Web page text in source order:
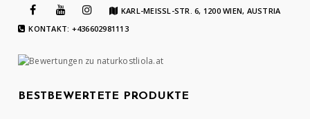
KARL-MEISSL-STR. 6, 1200 WIEN, AUSTRIA
KONTAKT: +436602981113
BESTBEWERTETE PRODUKTE